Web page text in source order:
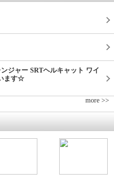
ジャー SRTヘルキャット ワイ
ます☆
more >>